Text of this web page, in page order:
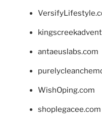
antaeuslabs.com
WishOping.com
shoplegacee.com